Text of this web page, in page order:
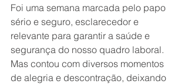
Foi uma semana marcada pelo papo
sério e seguro, esclarecedor e
relevante para garantir a saúde e
segurança do nosso quadro laboral.
Mas contou com diversos momentos
de alegria e descontração, deixando